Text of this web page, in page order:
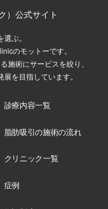
）公式サイト
ぶ。
のモットーです。
施術にサービスを絞り、
を目指しています。
診療内容一覧
脂肪吸引の施術の流れ
クリニック一覧
症例